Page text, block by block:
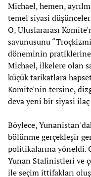
Michael, hemen,
temel siyasi
O, Uluslararası
savunusunu
döneminin pratiklerine
Michael, ilkelere olan
küçük tarikatlara
Komite'nin tersine,
deva yeni bir siyasi
Böylece,
bölünme gerçekleşir
politikalarına yöneldi.
Yunan Stalinistleri ve
ile seçim ittifakları